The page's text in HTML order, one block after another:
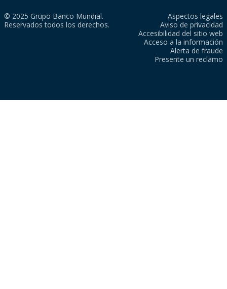
© 2025 Grupo Banco Mundial.
Reservados todos los derechos.
Aspectos legales
Aviso de privacidad
Accesibilidad del sitio web
Acceso a la información
Alerta de fraude
Presente un reclamo